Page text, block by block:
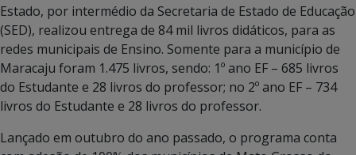
Estado, por intermédio da Secretaria de Estado de Educação
(SED), realizou entrega de 84 mil livros didáticos, para as
redes municipais de Ensino. Somente para a município de
Maracaju foram 1.475 livros, sendo: 1º ano EF – 685 livros
do Estudante e 28 livros do professor; no 2º ano EF – 734
livros do Estudante e 28 livros do professor.
Lançado em outubro do ano passado, o programa conta